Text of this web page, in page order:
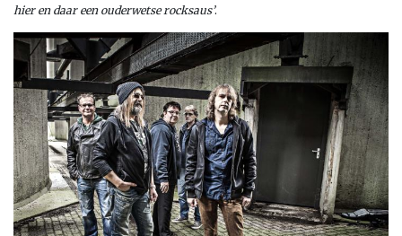
hier en daar een ouderwetse rocksaus’.